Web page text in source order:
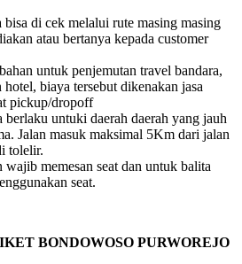
bisa di cek melalui rute masing masing
atau bertanya kepada customer
untuk penjemutan travel bandara,
hotel, biaya tersebut dikenakan jasa
pickup/dropoff
berlaku untuki daerah daerah yang jauh
Jalan masuk maksimal 5Km dari jalan
tolelir.
memesan seat dan untuk balita
seat.
BONDOWOSO PURWOREJO